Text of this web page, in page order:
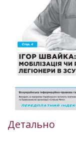
Детально